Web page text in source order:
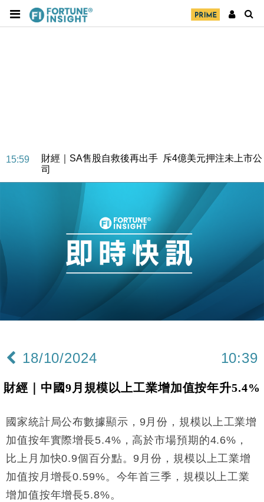
15:59
財經｜SA售股自救後再出手 斥4億美元押注未上市公
司
財經｜精星香港夥菜鳥拓全球智慧倉儲市場 加快海外
地產｜大酒店中期轉賺2300萬元 斥21億翻新香港及
國際｜特朗普赴洛杉磯高球場活動前 男子攜槍彈被捕
12:30
財經｜香港7月PMI回落至51 企業擴張放慢兼縮減人
財經｜黑石傳再籌逾360億美元 支援Anthropic租用
18:15
本地｜新世界K11 9月升級會員制度 增鉑金卡級別鎖
17:40
財經｜本港6月零售額連升14個月 珠寶鐘錶銷售升勢
16:33
財經｜滙控重啟最多10億美元回購 派息比率目標維持
50%
15:59
財經｜SA售股自救後再出手 斥4億美元押注未上市公
司
11:30
財經｜精星香港夥菜鳥拓全球智慧倉儲市場 加快海外
市場落地
18/10/2024 10:39
財經｜中國9月規模以上工業增加值按年升5.4%
國家統計局公布數據顯示，9月份，規模以上工業增
加值按年實際增長5.4%，高於市場預期的4.6%，
比上月加快0.9個百分點。9月份，規模以上工業增
加值按月增長0.59%。今年首三季，規模以上工業
增加值按年增長5.8%。